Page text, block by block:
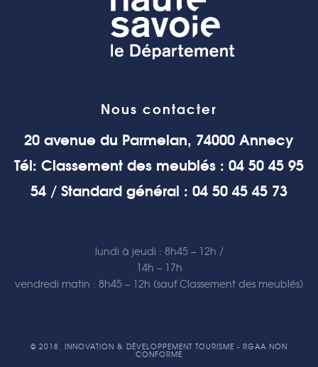
Nous contacter
20 avenue du Parmelan, 74000 Annecy
Tél: Classement des meublés : 04 50 45 95
54 / Standard général : 04 50 45 45 73
lundi à jeudi : 8h45 – 12h /
14h – 17h
vendredi matin : 8h45 – 12h (sauf Classement des meublés)
© 2018, INNOVATION & DÉVELOPPEMENT TOURISME - RGAA NON
CONFORME